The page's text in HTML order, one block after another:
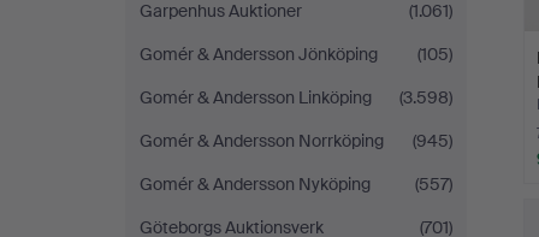
Garpenhus Auktioner
(1.061)
Gomér & Andersson Jönköping
(105)
Gomér & Andersson Linköping
(3.598)
Gomér & Andersson Norrköping
(945)
Gomér & Andersson Nyköping
(557)
Göteborgs Auktionsverk
(701)